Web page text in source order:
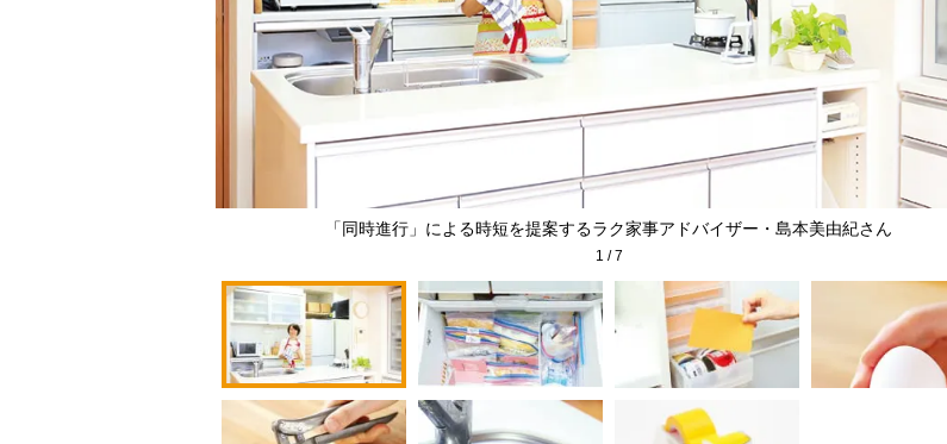
「同時進行」による時短を提案するラク家事アドバイザー・島本美由紀さん
1 /7